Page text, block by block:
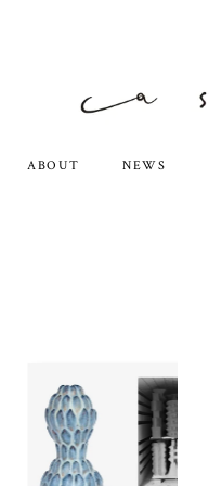
ABOUT NEWS